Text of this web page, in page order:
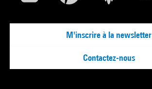
M'inscrire à la newsletter
Contactez-nous